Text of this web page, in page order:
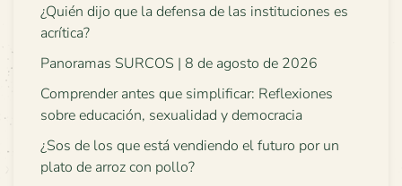
¿Quién dijo que la defensa de las instituciones es
acrítica?
Panoramas SURCOS | 8 de agosto de 2026
Comprender antes que simplificar: Reflexiones
sobre educación, sexualidad y democracia
¿Sos de los que está vendiendo el futuro por un
plato de arroz con pollo?